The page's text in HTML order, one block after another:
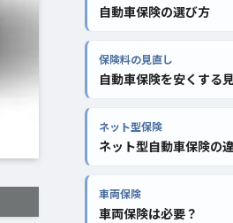
自動車保険の選び方
保険料の見直し
自動車保険を安くする
ネット型保険
ネット型自動車保険の
車両保険
車両保険は必要？